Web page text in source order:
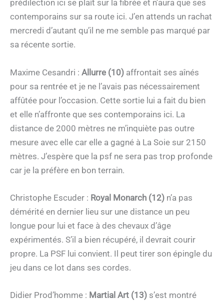
prédilection ici se plaît sur la fibrée et n’aura que ses
contemporains sur sa route ici. J’en attends un rachat
mercredi d’autant qu’il ne me semble pas marqué par
sa récente sortie.
Maxime Cesandri : Allurre (10) affrontait ses aînés
pour sa rentrée et je ne l’avais pas nécessairement
affûtée pour l’occasion. Cette sortie lui a fait du bien
et elle n’affronte que ses contemporains ici. La
distance de 2000 mètres ne m’inquiète pas outre
mesure avec elle car elle a gagné à La Soie sur 2150
mètres. J’espère que la psf ne sera pas trop profonde
car je la préfère en bon terrain.
Christophe Escuder : Royal Monarch (12) n’a pas
démérité en dernier lieu sur une distance un peu
longue pour lui et face à des chevaux d’âge
expérimentés. S’il a bien récupéré, il devrait courir
propre. La PSF lui convient. Il peut tirer son épingle du
jeu dans ce lot dans ses cordes.
Didier Prod’homme : Martial Art (13) s’est montré